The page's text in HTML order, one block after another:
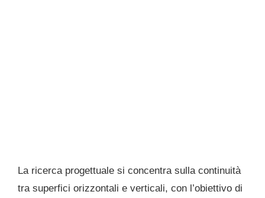
La ricerca progettuale si concentra sulla continuità
tra superfici orizzontali e verticali, con l’obiettivo di